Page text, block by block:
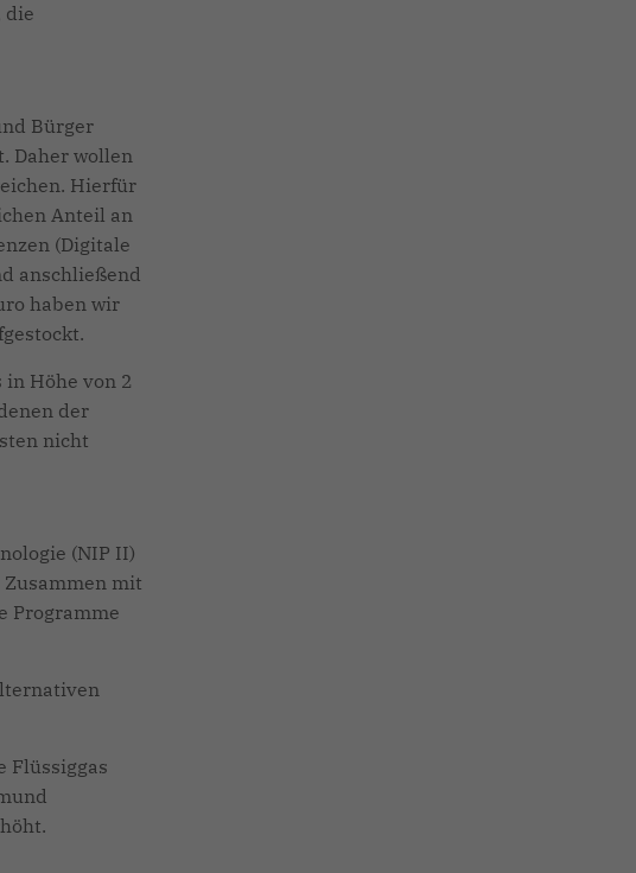
die
Bürger
Daher wollen
Hierfür
Anteil an
(Digitale
anschließend
haben wir
Höhe von 2
der
nicht
(NIP II)
mit
Programme
Flüssiggas